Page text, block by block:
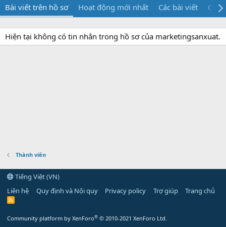
Bài viết trên hồ sơ Hoạt động mới nhất Các bài viết Giới
Hiện tại không có tin nhắn trong hồ sơ của marketingsanxuat.
Thành viên
Tiếng Việt (VN)
Liên hệ
Quy định và Nội quy Privacy policy Trợ giúp Trang chủ
R
Community platform by XenForo® © 2010-2021 XenForo Ltd.